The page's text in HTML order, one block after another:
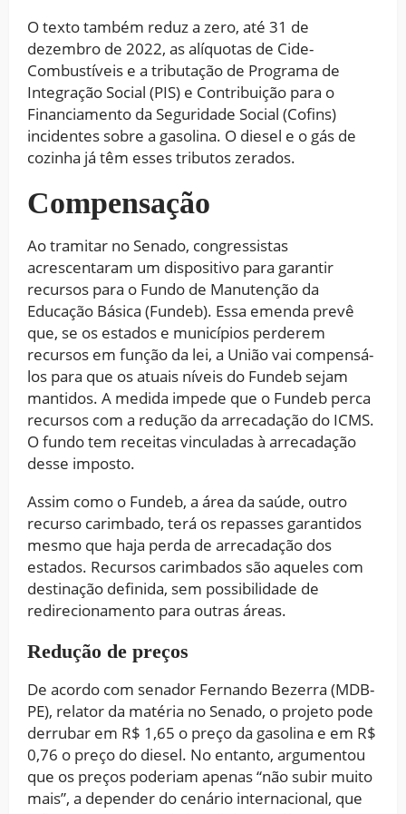
O texto também reduz a zero, até 31 de
dezembro de 2022, as alíquotas de Cide-
Combustíveis e a tributação de Programa de
Integração Social (PIS) e Contribuição para o
Financiamento da Seguridade Social (Cofins)
incidentes sobre a gasolina. O diesel e o gás de
cozinha já têm esses tributos zerados.
Compensação
Ao tramitar no Senado, congressistas
acrescentaram um dispositivo para garantir
recursos para o Fundo de Manutenção da
Educação Básica (Fundeb). Essa emenda prevê
que, se os estados e municípios perderem
recursos em função da lei, a União vai compensá-
los para que os atuais níveis do Fundeb sejam
mantidos. A medida impede que o Fundeb perca
recursos com a redução da arrecadação do ICMS.
O fundo tem receitas vinculadas à arrecadação
desse imposto.
Assim como o Fundeb, a área da saúde, outro
recurso carimbado, terá os repasses garantidos
mesmo que haja perda de arrecadação dos
estados. Recursos carimbados são aqueles com
destinação definida, sem possibilidade de
redirecionamento para outras áreas.
Redução de preços
De acordo com senador Fernando Bezerra (MDB-
PE), relator da matéria no Senado, o projeto pode
derrubar em R$ 1,65 o preço da gasolina e em R$
0,76 o preço do diesel. No entanto, argumentou
que os preços poderiam apenas “não subir muito
mais”, a depender do cenário internacional, que